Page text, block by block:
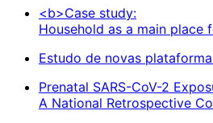
<b>Case study:
Household as a main place
Estudo de novas
Prenatal SARS-CoV-2
A National Retrospective